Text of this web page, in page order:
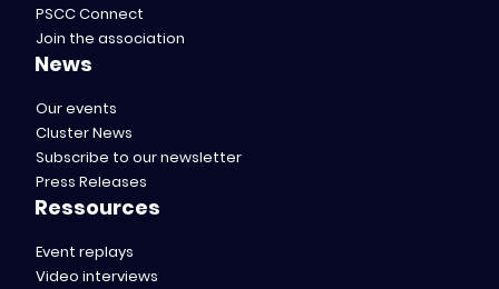
PSCC Connect
Join the association
News
Our events
Cluster News
Subscribe to our newsletter
Press Releases
Ressources
Event replays
Video interviews